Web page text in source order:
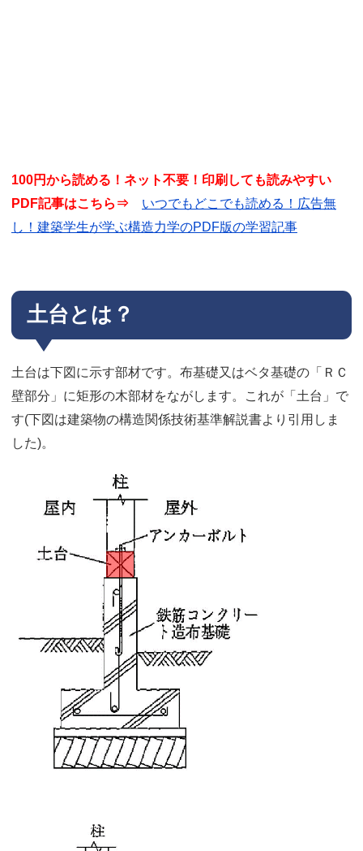
100円から読める！ネット不要！印刷しても読みやすい
PDF記事はこちら⇒ いつでもどこでも読める！広告無
し！建築学生が学ぶ構造力学のPDF版の学習記事
土台とは？
土台は下図に示す部材です。布基礎又はベタ基礎の「ＲＣ
壁部分」に矩形の木部材をながします。これが「土台」で
す(下図は建築物の構造関係技術基準解説書より引用しま
した)。